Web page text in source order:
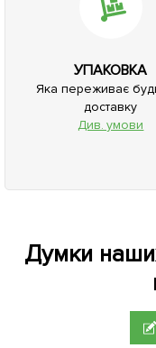
УПАКОВКА
Яка переживає
доставку
Див. умови
Думки